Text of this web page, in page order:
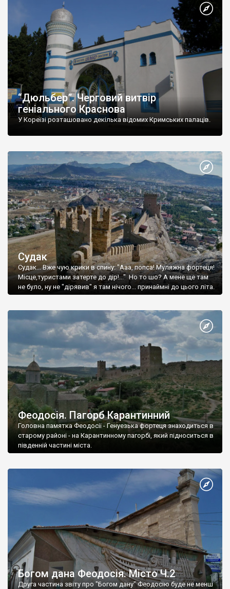
“Дюльбер”. Черговий витвір
геніального Краснова
У Кореїзі розташовано декілька відомих Кримських палаців.
Судак
Судак... Вже чую крики в спину: "Ааа, попса! Муляжна фортеця!
Місце,туристами затерте до дір!..." Но то шо? А мене ще там
не було, ну не "дірявив" я там нічого... принаймні до цього літа.
Феодосія. Пагорб Карантинний
Головна памятка Феодосії - Генуезька фортеця знаходиться в
старому районі - на Карантинному пагорбі, який підноситься в
південній частині міста.
Богом дана Феодосія. Місто Ч.2
Друга частина звіту про "Богом дану" Феодосію буде не менш